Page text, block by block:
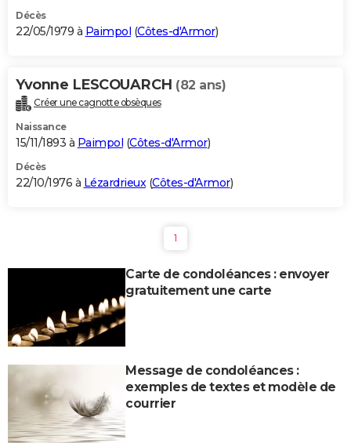
Décès
22/05/1979 à Paimpol (Côtes-d'Armor)
Yvonne LESCOUARCH (82 ans)
Créer une cagnotte obsèques
Naissance
15/11/1893 à Paimpol (Côtes-d'Armor)
Décès
22/10/1976 à Lézardrieux(Côtes-d'Armor)
1
Carte de condoléances : envoyer
gratuitement une carte
Message de condoléances :
exemples de textes et modèle de
courrier